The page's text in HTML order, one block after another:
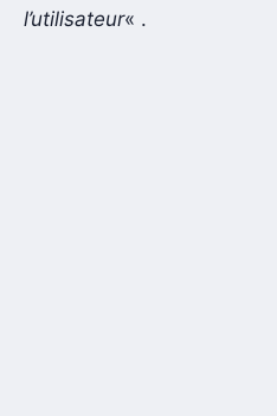
l’utilisateur« .